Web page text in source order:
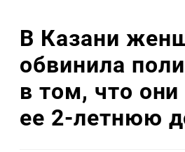
В Казани
обвинила
в том, что они
ее 2-летнюю